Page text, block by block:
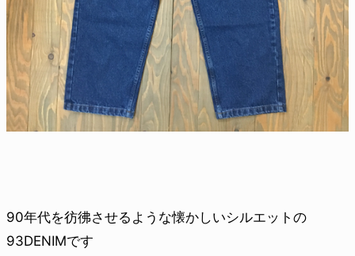
90年代を彷彿させるような懐かしいシルエットの
93DENIMです